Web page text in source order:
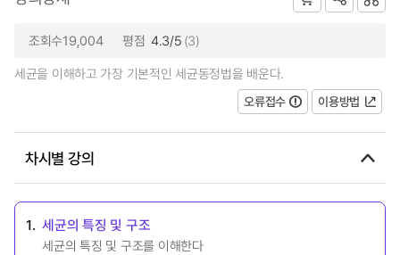
조회수19,004 평점 4.3/5 (3)
세균을 이해하고 가장 기본적인 세균동정법을 배운다.
오류접수
이용방법
차시별 강의
1. 세균의 특징 및 구조
세균의 특징 및 구조를 이해한다